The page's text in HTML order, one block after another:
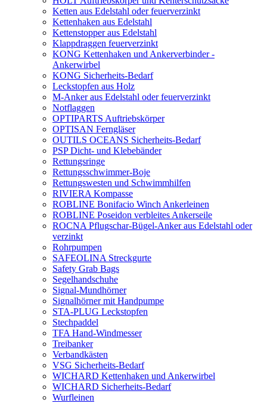
Ketten aus Edelstahl oder feuerverzinkt
Kettenhaken aus Edelstahl
Kettenstopper aus Edelstahl
Klappdraggen feuerverzinkt
KONG Kettenhaken und Ankerverbinder -
Ankerwirbel
KONG Sicherheits-Bedarf
Leckstopfen aus Holz
M-Anker aus Edelstahl oder feuerverzinkt
Notflaggen
OPTIPARTS Auftriebskörper
OPTISAN Ferngläser
OUTILS OCEANS Sicherheits-Bedarf
PSP Dicht- und Klebebänder
Rettungsringe
Rettungsschwimmer-Boje
Rettungswesten und Schwimmhilfen
RIVIERA Kompasse
ROBLINE Bonifacio Winch Ankerleinen
ROBLINE Poseidon verbleites Ankerseile
ROCNA Pflugschar-Bügel-Anker aus Edelstahl oder
verzinkt
Rohrpumpen
SAFEOLINA Streckgurte
Safety Grab Bags
Segelhandschuhe
Signal-Mundhörner
Signalhörner mit Handpumpe
STA-PLUG Leckstopfen
Stechpaddel
TFA Hand-Windmesser
Treibanker
Verbandkästen
VSG Sicherheits-Bedarf
WICHARD Kettenhaken und Ankerwirbel
WICHARD Sicherheits-Bedarf
Wurfleinen